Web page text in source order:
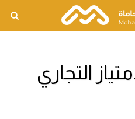
التجاري